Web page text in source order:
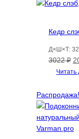
Кедр
Д×Ш×Т:
3022₽
Читать
Распродажа!